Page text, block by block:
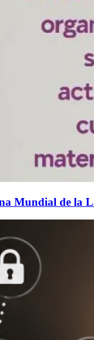
Mundial de la